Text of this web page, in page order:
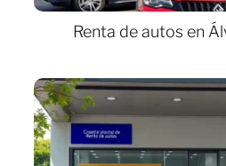
Renta de autos en